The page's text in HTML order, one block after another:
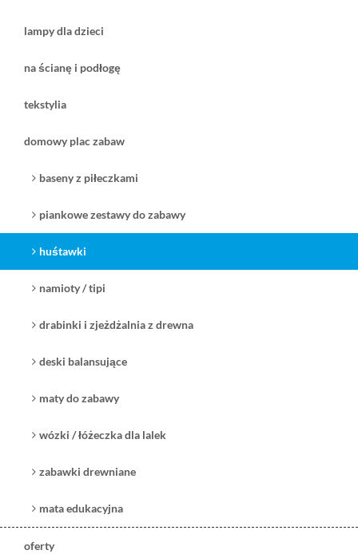
lampy dla dzieci
na ścianę i podłogę
tekstylia
domowy plac zabaw
baseny z piłeczkami
piankowe zestawy do zabawy
huśtawki
namioty / tipi
drabinki i zjeżdżalnia z drewna
deski balansujące
maty do zabawy
wózki / łóżeczka dla lalek
zabawki drewniane
mata edukacyjna
oferty